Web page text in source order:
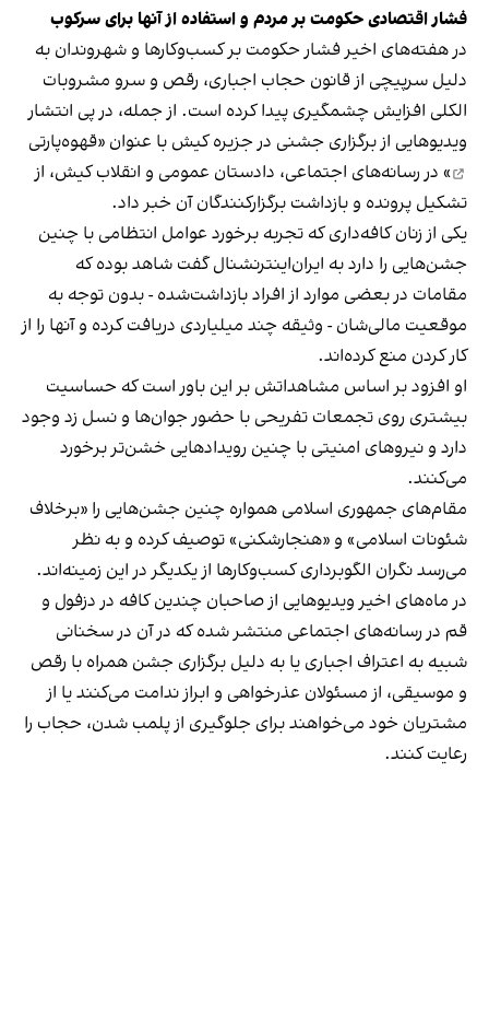
فشار اقتصادی حکومت بر مردم و استفاده از آنها برای سرکوب
در هفته‌های اخیر فشار حکومت بر کسب‌وکارها و شهروندان به
دلیل سرپیچی از قانون حجاب اجباری، رقص و سرو مشروبات
الکلی افزایش چشمگیری پیدا کرده است. از جمله، در پی انتشار
ویدیوهایی از برگزاری جشنی در جزیره کیش با عنوان «قهوه‌پارتی
» در رسانه‌های اجتماعی، دادستان عمومی و انقلاب کیش، از
تشکیل پرونده و بازداشت برگزارکنندگان آن خبر داد.
یکی از زنان کافه‌داری که تجربه برخورد عوامل انتظامی با چنین
جشن‌هایی را دارد به ایران‌اینترنشنال گفت شاهد بوده که
مقامات در بعضی موارد از افراد بازداشت‌‌شده - بدون توجه به
موقعیت مالی‌شان - وثیقه چند میلیاردی دریافت کرده و آنها را از
کار کردن منع کرده‌اند.
او افزود بر اساس مشاهداتش بر این باور است که حساسیت
بیشتری روی تجمعات تفریحی با حضور جوان‌ها و نسل زد وجود
دارد و نیروهای امنیتی با چنین رویدادهایی خشن‌تر برخورد
می‌کنند.
مقام‌های جمهوری اسلامی همواره چنین جشن‌هایی را «برخلاف
شئونات اسلامی» و «هنجارشکنی» توصیف کرده و به نظر
می‌رسد نگران الگوبرداری کسب‌وکارها از یکدیگر در این زمینه‌اند.
در ماه‌های اخیر ویدیوهایی از صاحبان چندین کافه در دزفول و
قم در رسانه‌های اجتماعی منتشر شده که در آن در سخنانی
شبیه به اعتراف اجباری یا به دلیل برگزاری جشن همراه با رقص
و موسیقی، از مسئولان عذرخواهی و ابراز ندامت می‌کنند یا از
مشتریان خود می‌خواهند برای جلوگیری از پلمب شدن، حجاب را
رعایت کنند.